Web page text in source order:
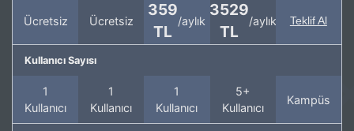
Ücretsiz Ücretsiz
359
TL
/aylık
3529
TL
/aylık Teklif Al
Kullanıcı Sayısı
1
Kullanıcı
1
Kullanıcı
1
Kullanıcı
5+
Kullanıcı
Kampüs